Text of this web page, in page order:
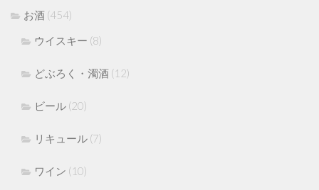
お酒 (454)
ウイスキー (8)
どぶろく・濁酒 (12)
ビール (20)
リキュール (7)
ワイン (10)